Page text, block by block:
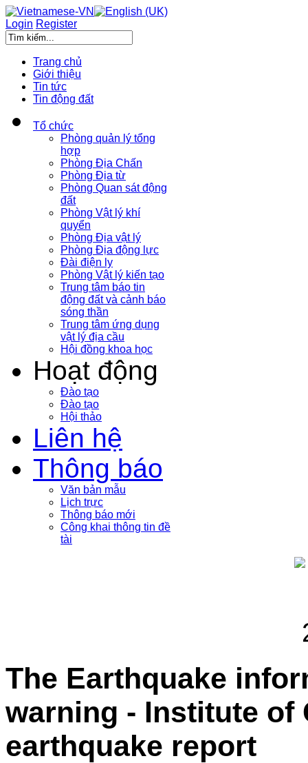
Login Register
Trang chủ
Giới thiệu
Tin tức
Tin động đất
Tổ chức
Phòng quản lý tổng
hợp
Phòng Địa Chấn
Phòng Địa từ
Phòng Quan sát động
đất
Phòng Vật lý khí
quyển
Phòng Địa vật lý
Phòng Địa động lực
Đài điện ly
Phòng Vật lý kiến tạo
Trung tâm báo tin
động đất và cảnh báo
sóng thần
Trung tâm ứng dụng
vật lý địa cầu
Hội đồng khoa học
Hoạt động
Đào tạo
Đào tạo
Hội thảo
Liên hệ
Thông báo
Văn bản mẫu
Lịch trực
Thông báo mới
Công khai thông tin đề
tài
The Earthquake
warning - Institute of
earthquake report